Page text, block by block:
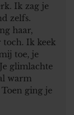
Ik zag je
zelfs.
haar,
Ik keek
toe, je
glimlachte
warm
ging je